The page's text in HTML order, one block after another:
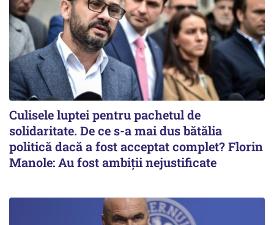
Culisele luptei pentru pachetul de
solidaritate. De ce s-a mai dus bătălia
politică dacă a fost acceptat complet? Florin
Manole: Au fost ambiții nejustificate